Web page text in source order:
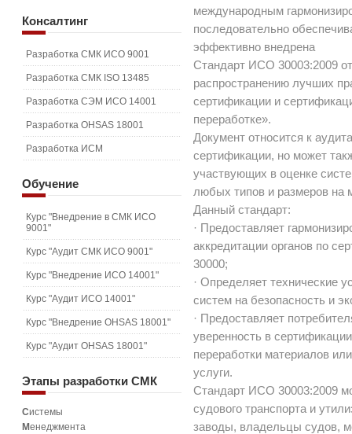
международным
последовательно
эффективно внедрена
Стандарт ИСО 30003:2009
распространению лучших
сертификации и
переработке».
Документ относится к
сертификации, но может
участвующих в оценке
любых типов и размеров на
Данный стандарт:
· Предоставляет
аккредитации органов по
30000;
· Определяет технические
систем на безопасность и
· Предоставляет
уверенность в
переработки материалов
услуги.
Стандарт ИСО 30003:2009
судового транспорта и
заводы, владельцы судов,
Консалтинг
Разработка СМК ИСО 9001
Разработка СМК ISO 13485
Разработка СЭМ ИСО 14001
Разработка OHSAS 18001
Разработка ИСМ
Обучение
Курс "Внедрение в СМК ИСО
9001"
Курс "Аудит СМК ИСО 9001"
Курс "Внедрение ИСО 14001"
Курс "Аудит ИСО 14001"
Курс "Внедрение OHSAS 18001"
Курс "Аудит OHSAS 18001"
Этапы разработки СМК
Системы
Менеджмента